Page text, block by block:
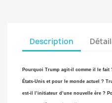
Description
Pourquoi Trump agit-il comme il le fait
États-Unis et pour le monde actuel ?
est-il l’initiateur d’une nouvelle ère ?